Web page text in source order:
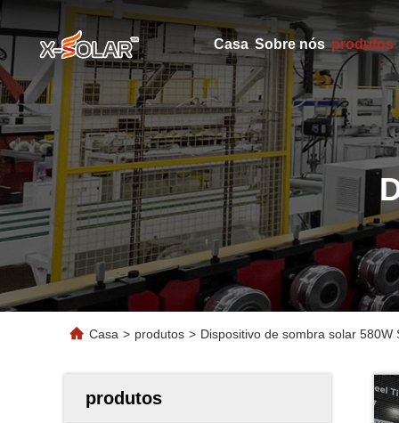
Casa Sobre nós produtos
Casa > produtos > Dispositivo de sombra solar
produtos